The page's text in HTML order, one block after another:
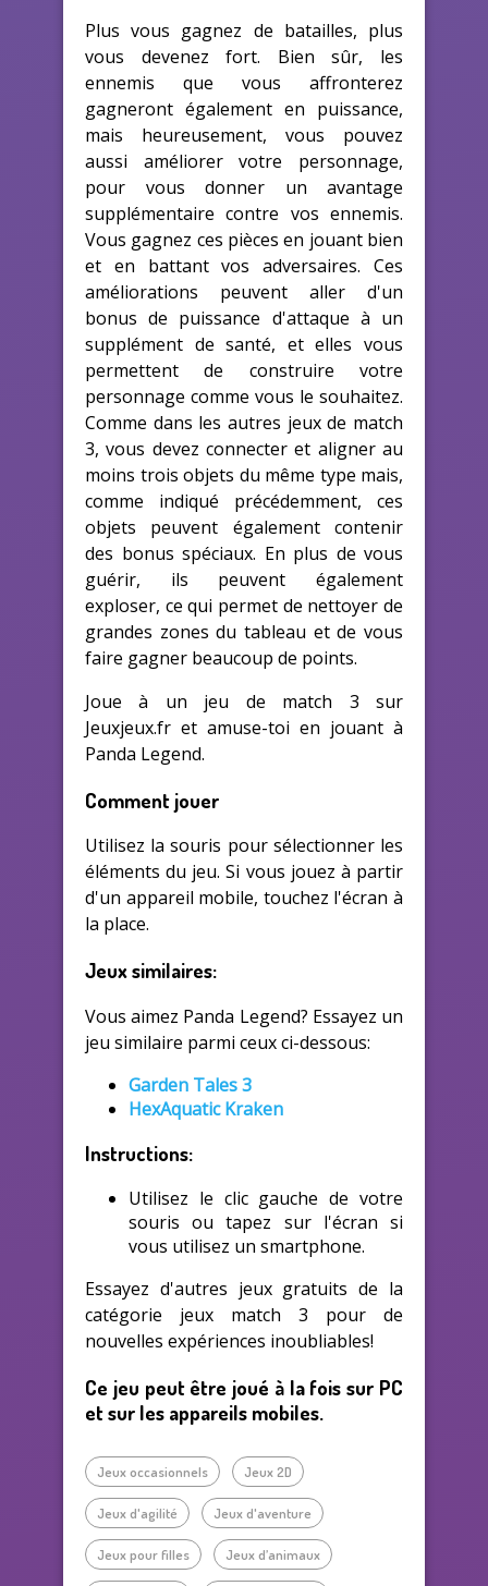
Plus vous gagnez de batailles, plus
vous devenez fort. Bien sûr, les
ennemis que vous affronterez
gagneront également en puissance,
mais heureusement, vous pouvez
aussi améliorer votre personnage,
pour vous donner un avantage
supplémentaire contre vos ennemis.
Vous gagnez ces pièces en jouant bien
et en battant vos adversaires. Ces
améliorations peuvent aller d'un
bonus de puissance d'attaque à un
supplément de santé, et elles vous
permettent de construire votre
personnage comme vous le souhaitez.
Comme dans les autres jeux de match
3, vous devez connecter et aligner au
moins trois objets du même type mais,
comme indiqué précédemment, ces
objets peuvent également contenir
des bonus spéciaux. En plus de vous
guérir, ils peuvent également
exploser, ce qui permet de nettoyer de
grandes zones du tableau et de vous
faire gagner beaucoup de points.
Joue à un jeu de match 3 sur
Jeuxjeux.fr et amuse-toi en jouant à
Panda Legend.
Comment jouer
Utilisez la souris pour sélectionner les
éléments du jeu. Si vous jouez à partir
d'un appareil mobile, touchez l'écran à
la place.
Jeux similaires:
Vous aimez Panda Legend? Essayez un
jeu similaire parmi ceux ci-dessous:
Garden Tales 3
HexAquatic Kraken
Instructions:
Utilisez le clic gauche de votre
souris ou tapez sur l'écran si
vous utilisez un smartphone.
Essayez d'autres jeux gratuits de la
catégorie jeux match 3 pour de
nouvelles expériences inoubliables!
Ce jeu peut être joué à la fois sur PC
et sur les appareils mobiles.
Jeux occasionnels Jeux 2D
Jeux d'agilité Jeux d'aventure
Jeux pour filles Jeux d’animaux